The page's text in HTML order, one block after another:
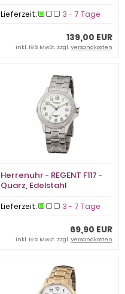
Lieferzeit: 3 - 7 Tage
139,00 EUR
inkl. 19 % MwSt. zzgl.Versandkosten
Herrenuhr - REGENT F117 -
Quarz, Edelstahl
Lieferzeit: 3 - 7 Tage
69,90 EUR
inkl. 19 % MwSt. zzgl.Versandkosten